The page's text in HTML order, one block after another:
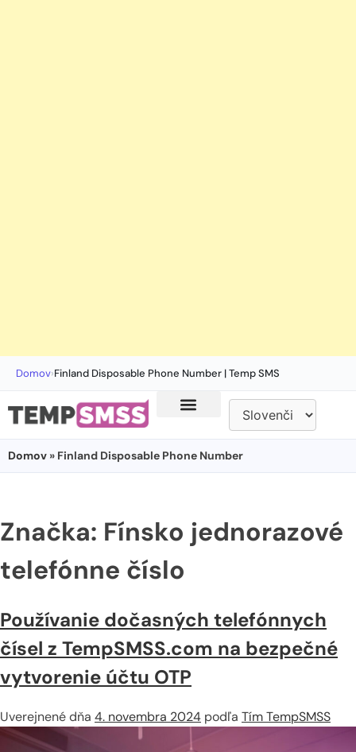
Domov›Finland Disposable Phone Number | Temp SMS
Domov » Finland Disposable Phone Number
Značka: Fínsko jednorazové
telefónne číslo
Používanie dočasných telefónnych
čísel z TempSMSS.com na bezpečné
vytvorenie účtu OTP
Uverejnené dňa 4. novembra 2024 podľa Tím TempSMSS